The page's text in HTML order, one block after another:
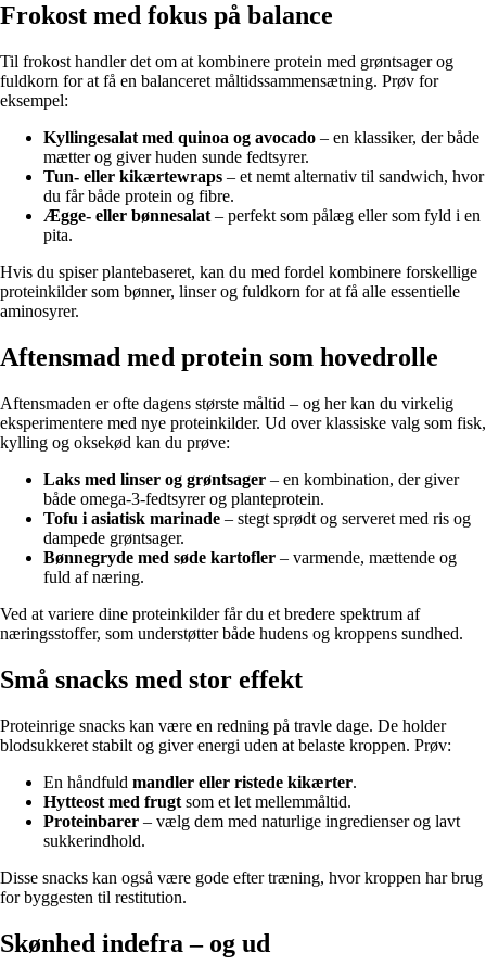
Frokost med fokus på balance
Til frokost handler det om at kombinere protein med grøntsager og
fuldkorn for at få en balanceret måltidssammensætning. Prøv for
eksempel:
Kyllingesalat med quinoa og avocado – en klassiker, der både
mætter og giver huden sunde fedtsyrer.
Tun- eller kikærtewraps – et nemt alternativ til sandwich, hvor
du får både protein og fibre.
Ægge- eller bønnesalat – perfekt som pålæg eller som fyld i en
pita.
Hvis du spiser plantebaseret, kan du med fordel kombinere forskellige
proteinkilder som bønner, linser og fuldkorn for at få alle essentielle
aminosyrer.
Aftensmad med protein som hovedrolle
Aftensmaden er ofte dagens største måltid – og her kan du virkelig
eksperimentere med nye proteinkilder. Ud over klassiske valg som fisk,
kylling og oksekød kan du prøve:
Laks med linser og grøntsager – en kombination, der giver
både omega-3-fedtsyrer og planteprotein.
Tofu i asiatisk marinade – stegt sprødt og serveret med ris og
dampede grøntsager.
Bønnegryde med søde kartofler – varmende, mættende og
fuld af næring.
Ved at variere dine proteinkilder får du et bredere spektrum af
næringsstoffer, som understøtter både hudens og kroppens sundhed.
Små snacks med stor effekt
Proteinrige snacks kan være en redning på travle dage. De holder
blodsukkeret stabilt og giver energi uden at belaste kroppen. Prøv:
En håndfuld mandler eller ristede kikærter.
Hytteost med frugt som et let mellemmåltid.
Proteinbarer – vælg dem med naturlige ingredienser og lavt
sukkerindhold.
Disse snacks kan også være gode efter træning, hvor kroppen har brug
for byggesten til restitution.
Skønhed indefra – og ud